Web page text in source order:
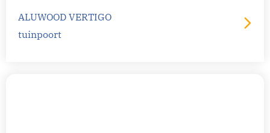
ALUWOOD VERTIGO
tuinpoort